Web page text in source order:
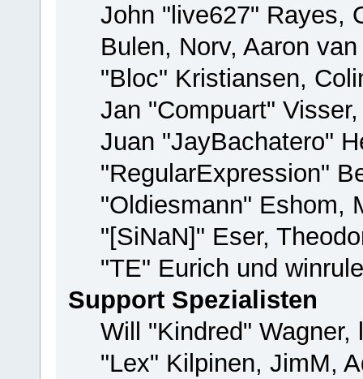
John "live627" Rayes,
Bulen, Norv, Aaron
"Bloc" Kristiansen,
Jan "Compuart"
Juan "JayBachatero"
"RegularExpression"
"Oldiesmann" Eshom,
"[SiNaN]" Eser,
"TE" Eurich und
Support Spezialisten
Will "Kindred"
"Lex" Kilpinen, JimM,